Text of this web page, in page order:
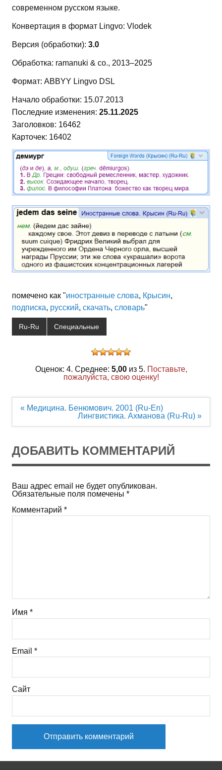
современном русском языке.
Конвертация в формат Lingvo: Vlodek
Версия (обработки): 3.0
Обработка: ramanuki & co., 2013–2025
Формат: ABBYY Lingvo DSL
Начало обработки: 15.07.2013
Последние изменения: 25.11.2025
Заголовков: 16462
Карточек: 16402
помечено как "иностранные слова, Крысин,
подписка, русский, скачать, словарь"
Ru-Ru Специальные
Оценок: 4. Среднее: 5,00из 5. Поставьте,
пожалуйста, свою оценку!
Навигация
« Медицина. Бенюмович. 2001 (Ru-En)
Лингвистика. Ахманова (Ru-Ru) »
ДОБАВИТЬ КОММЕНТАРИЙ
Ваш адрес email не будет опубликован.
Обязательные поля помечены *
Комментарий *
Имя *
Email *
Сайт